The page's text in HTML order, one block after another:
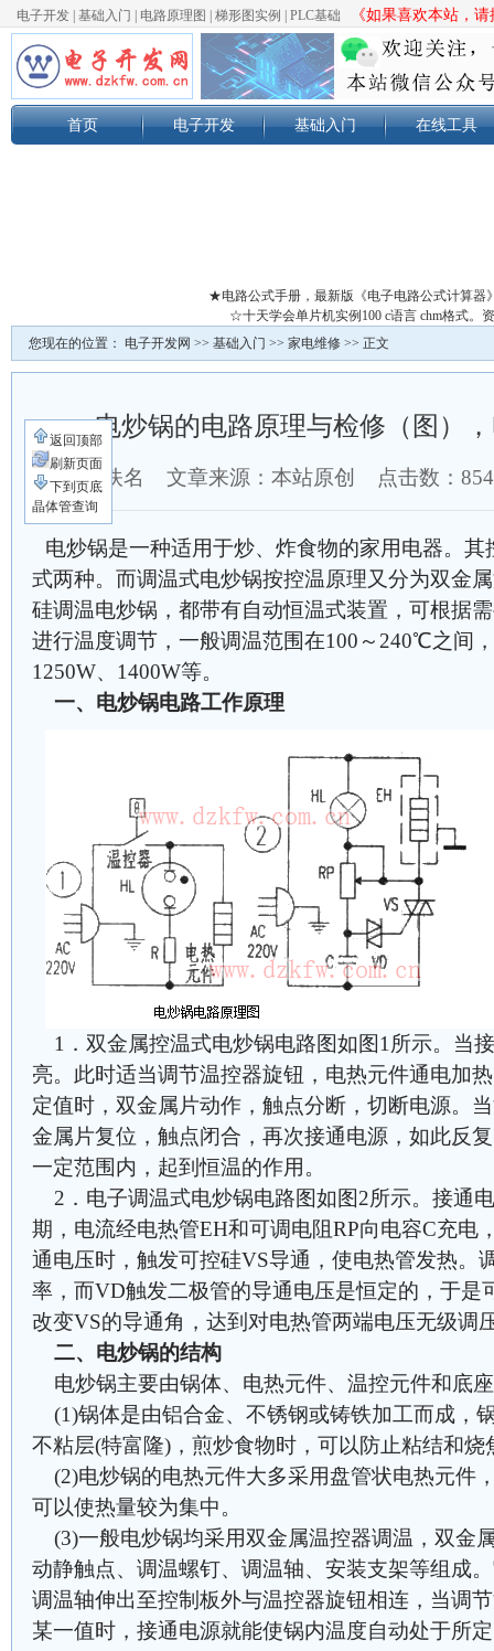
电子开发 基础入门 电路原理图 梯形图实例 PLC基础 《如果喜欢本站，
首页 电子开发 基础入门 在线工具
★电路公式手册，最新版《电子电路公式计算器
☆十天学会单片机实例100 c语言 chm格式。
您现在的位置： 电子开发网 >> 基础入门 >> 家电维修 >> 正文
电炒锅的电路原理与检修（图）
作者：佚名 文章来源：本站原创 点击数：
电炒锅是一种适用于炒、炸食物的家用电器。
式两种。而调温式电炒锅按控温原理又分为双金
硅调温电炒锅，都带有自动恒温式装置，可根据
进行温度调节，一般调温范围在100～240℃之间
1250W、1400W等。
一、电炒锅电路工作原理
1．双金属控温式电炒锅电路图如图1所示。当
亮。此时适当调节温控器旋钮，电热元件通电加
定值时，双金属片动作，触点分断，切断电源。
金属片复位，触点闭合，再次接通电源，如此反
一定范围内，起到恒温的作用。
2．电子调温式电炒锅电路图如图2所示。接通
期，电流经电热管EH和可调电阻RP向电容C充电
通电压时，触发可控硅VS导通，使电热管发热。
率，而VD触发二极管的导通电压是恒定的，于是
改变VS的导通角，达到对电热管两端电压无级调
二、电炒锅的结构
电炒锅主要由锅体、电热元件、温控元件和底
(1)锅体是由铝合金、不锈钢或铸铁加工而成，
不粘层(特富隆)，煎炒食物时，可以防止粘结和
(2)电炒锅的电热元件大多采用盘管状电热元件
可以使热量较为集中。
(3)一般电炒锅均采用双金属温控器调温，双金
动静触点、调温螺钉、调温轴、安装支架等组成
调温轴伸出至控制板外与温控器旋钮相连，当调
某一值时，接通电源就能使锅内温度自动处于所
返回顶部
刷新页面
下到页底
晶体管查询